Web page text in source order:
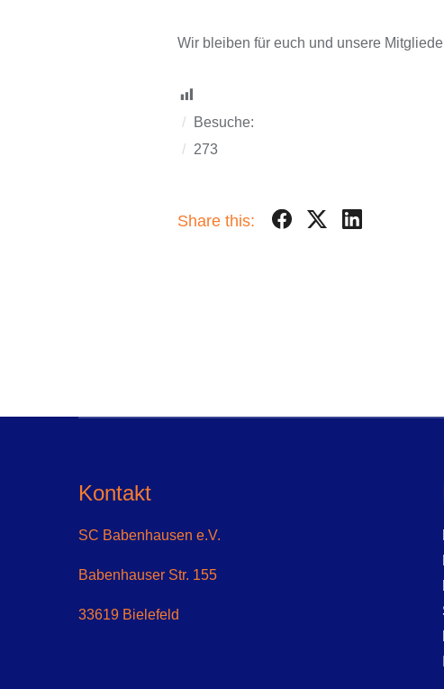
Wir bleiben für euch und unsere
Besuche:
273
Share this:
Kontakt
SC Babenhausen e.V.
Babenhauser Str. 155
33619 Bielefeld